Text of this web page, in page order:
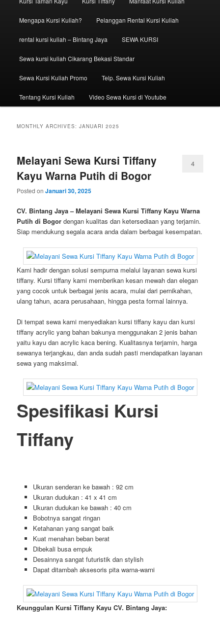
Mengapa Kursi Kuliah? Pelanggan Rental Kursi Kuliah
rental kursi kuliah – Bintang Jaya SEWA KURSI
Sewa kursi kuliah Cikarang Bekasi Standar
Sewa Kursi Kuliah Promo Telp. Sewa Kursi Kuliah
Tentang Kursi Kuliah Video Sewa Kursi di Youtube
MONTHLY ARCHIVES:JANUARI 2025
Melayani Sewa Kursi Tiffany
Kayu Warna Putih di Bogor
Posted onJanuari 30, 2025
4
CV. Bintang Jaya – Melayani Sewa Kursi Tiffany Kayu Warna
Putih di Bogor dengan kualitas dan ketersediaan yang terjamin.
Siap mendukung segala acara anda dalam berbagai kesempatan.
Kami hadir dengan solusi sempurna melalui layanan sewa kursi
tiffany. Kursi tiffany kami memberikan kesan mewah dan elegan
yang cocok untuk berbagai jenis acara, mulai dari pernikahan,
ulang tahun, acara perusahaan, hingga pesta formal lainnya.
Di tempat sewa kami menyediakan kursi tiffany kayu dan kursi
tiffany acrylic yang bahan bakunya menggunakan 2 jenis bahan
yaitu kayu dan acrylic kaca bening. Kualitasnya terjamin, harga
sewanya terjangkau, dan anda sudah pasti mendapatkan layanan
sewa yang maksimal.
Spesifikasi Kursi
Tiffany
Ukuran senderan ke bawah : 92 cm
Ukuran dudukan : 41 x 41 cm
Ukuran dudukan ke bawah : 40 cm
Bobotnya sangat ringan
Ketahanan yang sangat baik
Kuat menahan beban berat
Dibekali busa empuk
Desainnya sangat futuristik dan stylish
Dapat ditambah aksesoris pita warna-warni
Keunggulan Kursi Tiffany Kayu CV. Bintang Jaya: